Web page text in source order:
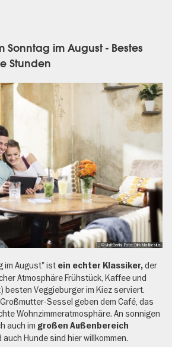
Sonntag im August - Bestes
Stunden
, © visitBerlin, Foto: Dirk Mathesius
im August" ist ein echter Klassiker,der
Atmosphäre Frühstück, Kaffee und
besten Veggieburger im Kiez serviert.
Sessel geben dem Café, das
Wohnzimmeratmosphäre. An sonnigen
auch im großen Außenbereich
Hunde sind hier willkommen.